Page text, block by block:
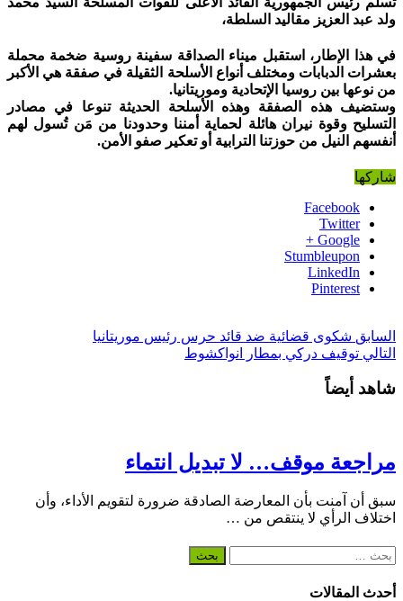
ولد عبد العزيز مقاليد السلطة،
في هذا الإطار، استقبل ميناء الصداقة سفينة روسية ضخمة محملة
بعشرات الدبابات ومختلف أنواع الأسلحة الثقيلة في صفقة هي الأكبر
من نوعها بين روسيا الإتحادية وموريتانيا.
وستضيف هذه الصفقة وهذه الأسلحة الحديثة تنوعا في مصادر
التسليح وقوة نيران هائلة لحماية أمننا وحدودنا من مَن تُسول لهم
أنفسهم النيل من حوزتنا الترابية أو تعكير صفو الأمن.
شاركها
Facebook
Twitter
Google +
Stumbleupon
LinkedIn
Pinterest
السابق شكوى قضائية ضد قائد حرس رئيس موريتانيا
التالي توقيف دركي بمطار انواكشوط
شاهد أيضاً
مراجعة موقف… لا تبديل انتماء
سبق أن آمنت بأن المعارضة الصادقة ضرورة لتقويم الأداء، وأن
اختلاف الرأي لا ينتقص من …
البحث
أحدث المقالات